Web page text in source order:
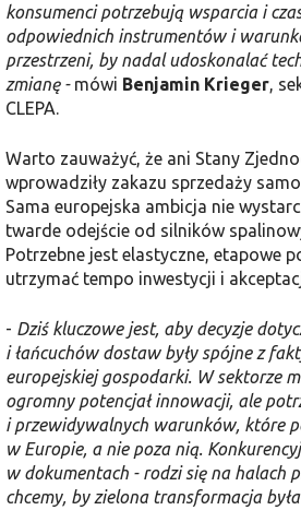
konsumenci potrzebują wsparcia i
odpowiednich instrumentów i
przestrzeni, by nadal udoskonalać
zmianę -mówi Benjamin Krieger,
CLEPA.
Warto zauważyć, że ani Stany
wprowadziły zakazu sprzedaży
Sama europejska ambicja nie
twarde odejście od silników
Potrzebne jest elastyczne, etapowe
utrzymać tempo inwestycji i
- Dziś kluczowe jest, aby decyzje
i łańcuchów dostaw były spójne z
europejskiej gospodarki. W sektorze
ogromny potencjał innowacji, ale
i przewidywalnych warunków, które
w Europie, a nie poza nią.
w dokumentach - rodzi się na halach
chcemy, by zielona transformacja